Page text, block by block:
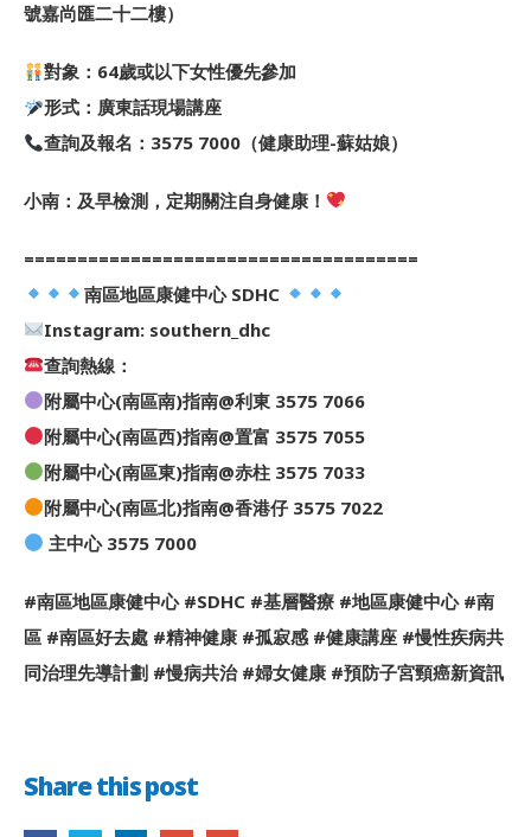
號嘉尚匯二十二樓）
對象：64歲或以下女性優先參加
形式：廣東話現場講座
查詢及報名：3575 7000（健康助理-蘇姑娘）
小南：及早檢測，定期關注自身健康！
=====================================
南區地區康健中心 SDHC
Instagram: southern_dhc
查詢熱線：
附屬中心(南區南)指南@利東 3575 7066
附屬中心(南區西)指南@置富 3575 7055
附屬中心(南區東)指南@赤柱 3575 7033
附屬中心(南區北)指南@香港仔 3575 7022
主中心 3575 7000
#南區地區康健中心 #SDHC #基層醫療 #地區康健中心 #南
區 #南區好去處 #精神健康 #孤寂感 #健康講座 #慢性疾病共
同治理先導計劃 #慢病共治 #婦女健康 #預防子宮頸癌新資訊
Share this post